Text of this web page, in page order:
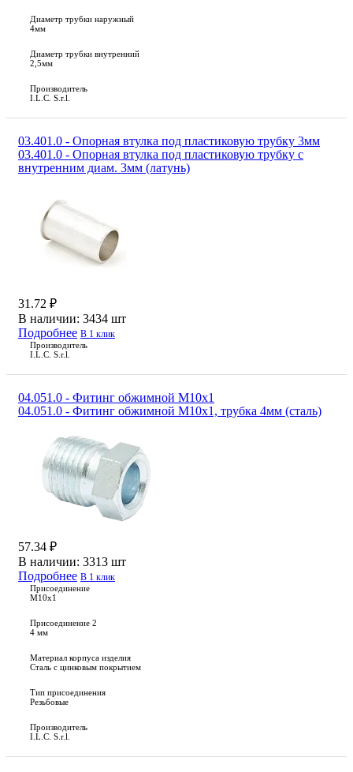
Диаметр трубки наружный
4мм
Диаметр трубки внутренний
2,5мм
Производитель
I.L.C. S.r.l.
03.401.0 - Опорная втулка под пластиковую трубку 3мм
03.401.0 - Опорная втулка под пластиковую трубку c
внутренним диам. 3мм (латунь)
31.72 ₽
В наличии: 3434 шт
Подробнее В 1 клик
Производитель
I.L.C. S.r.l.
04.051.0 - Фитинг обжимной М10х1
04.051.0 - Фитинг обжимной М10х1, трубка 4мм (сталь)
57.34 ₽
В наличии: 3313 шт
Подробнее В 1 клик
Присоединение
M10x1
Присоединение 2
4 мм
Материал корпуса изделия
Сталь с цинковым покрытием
Тип присоединения
Резьбовые
Производитель
I.L.C. S.r.l.